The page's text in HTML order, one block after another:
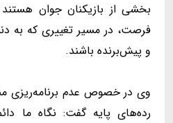
بخشی از بازیکنان جوان هستند
فرصت، در مسیر تغییری که به
و پیش‌برنده باشند.
وی در خصوص عدم برنامه‌ریزی
رده‌های پایه گفت: نگاه ما